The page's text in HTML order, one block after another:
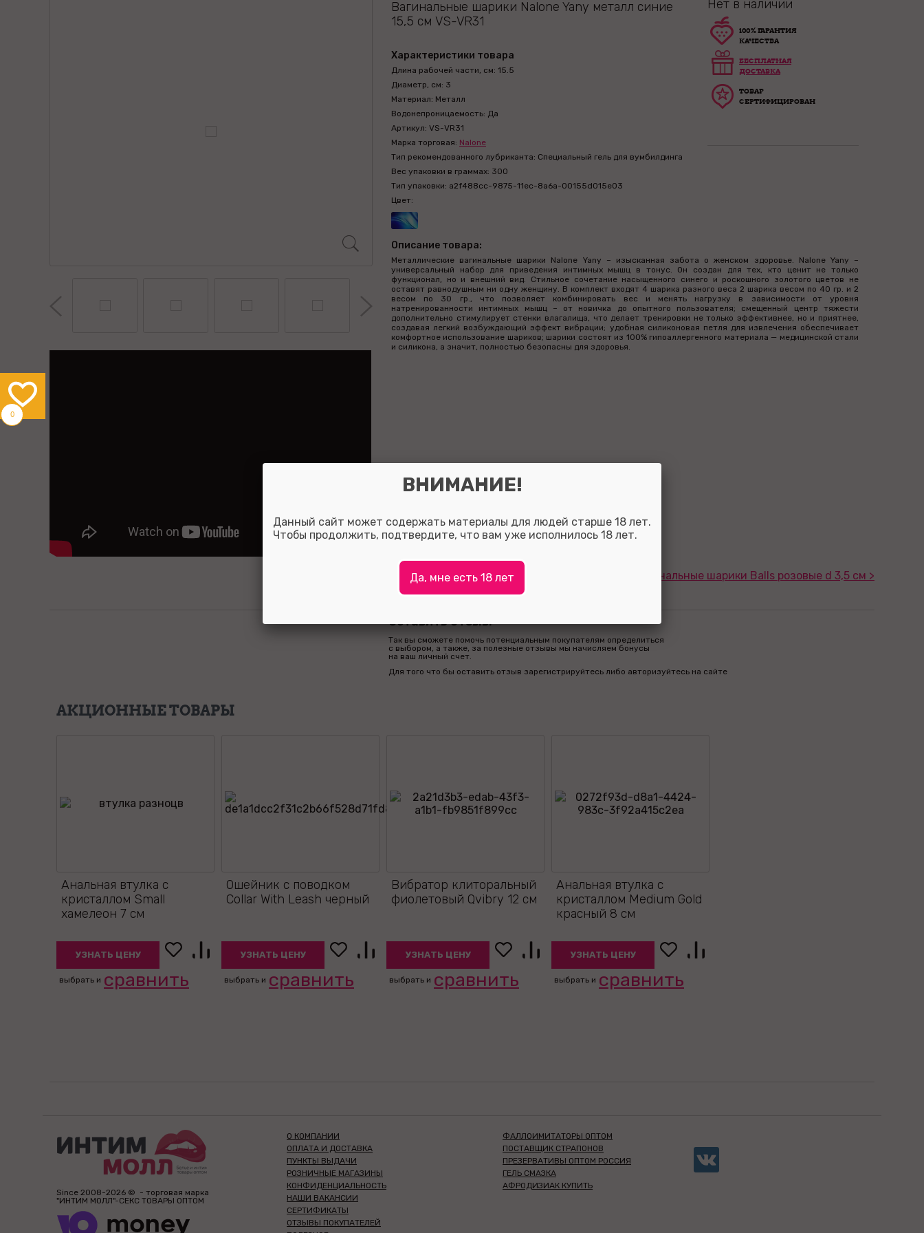
Вагинальные шарики Nalone Yany металл синие
15,5 см VS-VR31
Характеристики товара
Длина рабочей части, см: 15.5
Диаметр, см: 3
Материал: Металл
Водонепроницаемость: Да
Артикул: VS-VR31
Марка торговая: Nalone
Тип рекомендованного лубриканта: Специальный гель для вумбилдинга
Вес упаковки в граммах: 300
Тип упаковки: a2f488cc-9875-11ec-8a6a-00155d015e03
Цвет:
Нет в наличии
100% ГАРАНТИЯ
КАЧЕСТВА
БЕСПЛАТНАЯ
ДОСТАВКА
ТОВАР
СЕРТИФИЦИРОВАН
Описание товара:
Металлические вагинальные шарики Nalone Yany – изысканная забота о женском здоровье. Nalone Yany –
универсальный набор для приведения интимных мышц в тонус. Он создан для тех, кто ценит не только
функционал, но и внешний вид. Стильное сочетание насыщенного синего и роскошного золотого цветов не
оставят равнодушным ни одну женщину. В комплект входят 4 шарика разного веса 2 шарика весом по 40 гр. и 2
весом по 30 гр., что позволяет комбинировать вес и менять нагрузку в зависимости от уровня
натренированности интимных мышц – от новичка до опытного пользователя; смещенный центр тяжести
дополнительно стимулирует стенки влагалища, что делает тренировки не только эффективнее, но и приятнее,
создавая легкий возбуждающий эффект вибрации; удобная силиконовая петля для извлечения обеспечивает
комфортное использование шариков; шарики состоят из 100% гипоаллергенного материала — медицинской стали
и силикона, а значит, полностью безопасны для здоровья.
Вагинальные шарики Balls розовые d 3,5 см >
Оставить отзыв:
Так вы сможете помочь потенциальным покупателям определиться
с выбором, а также, за полезные отзывы мы начисляем бонусы
на ваш личный счет.
Для того что бы оставить отзыв зарегистрируйтесь либо авторизуйтесь на сайте
АКЦИОННЫЕ ТОВАРЫ
Анальная втулка с
кристаллом Small
хамелеон 7 см
УЗНАТЬ ЦЕНУ
выбрать и сравнить
Ошейник с поводком
Collar With Leash черный
УЗНАТЬ ЦЕНУ
выбрать и сравнить
Вибратор клиторальный
фиолетовый Qvibry 12 см
УЗНАТЬ ЦЕНУ
выбрать и сравнить
Анальная втулка с
кристаллом Medium Gold
красный 8 см
УЗНАТЬ ЦЕНУ
выбрать и сравнить
Since 2008-2026 © - торговая марка
"ИНТИМ МОЛЛ"-СЕКС ТОВАРЫ ОПТОМ
О КОМПАНИИ
ОПЛАТА И ДОСТАВКА
ПУНКТЫ ВЫДАЧИ
РОЗНИЧНЫЕ МАГАЗИНЫ
КОНФИДЕНЦИАЛЬНОСТЬ
НАШИ ВАКАНСИИ
СЕРТИФИКАТЫ
ОТЗЫВЫ ПОКУПАТЕЛЕЙ
ФАЛЛОИМИТАТОРЫ ОПТОМ
ПОСТАВЩИК СТРАПОНОВ
ПРЕЗЕРВАТИВЫ ОПТОМ РОССИЯ
ГЕЛЬ СМАЗКА
АФРОДИЗИАК КУПИТЬ
0
ВНИМАНИЕ!
Данный сайт может содержать материалы для людей старше 18 лет.
Чтобы продолжить, подтвердите, что вам уже исполнилось 18 лет.
Да, мне есть 18 лет